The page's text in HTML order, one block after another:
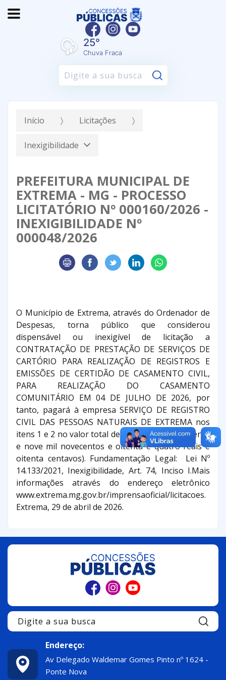
25°
Chuva Fraca
Início Licitações
Inexigibilidade
PREFEITURA MUNICIPAL DE
EXTREMA - MG - PROCESSO
LICITATÓRIO Nº 000160/2026 -
INEXIGIBILIDADE Nº
000048/2026
O Município de Extrema, através do Ordenador de
Despesas, torna público que considerou
dispensável ou inexigível de licitação a
CONTRATAÇÃO DE PRESTAÇÃO DE SERVIÇOS DE
CARTÓRIO PARA REALIZAÇÃO DE REGISTROS E
EMISSÕES DE CERTIDÃO DE CASAMENTO CIVIL,
PARA REALIZAÇÃO DO CASAMENTO
COMUNITÁRIO EM 04 DE JULHO DE 2026, por
tanto, pagará à empresa SERVIÇO DE REGISTRO
CIVIL DAS PESSOAS NATURAIS DE EXTREMA nos
itens 1 e 2 no valor total de R$ 69.984,80, (sessenta
e nove mil novecentos e oitenta e quatro reais e
oitenta centavos). Fundamentação Legal: Lei Nº
14.133/2021, Inexigibilidade, Art. 74, Inciso I.Mais
informações através do endereço eletrônico
www.extrema.mg.gov.br/imprensaoficial/licitacoes.
Extrema, 29 de abril de 2026.
Endereço:
Av Delegado Waldemar Gomes Pinto nº 1624 -
Ponte Nova